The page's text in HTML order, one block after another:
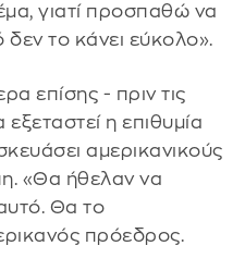
γιατί προσπαθώ να
δεν το κάνει εύκολο».
επίσης - πριν τις
η επιθυμία
αμερικανικούς
«Θα ήθελαν να
Θα το
πρόεδρος.